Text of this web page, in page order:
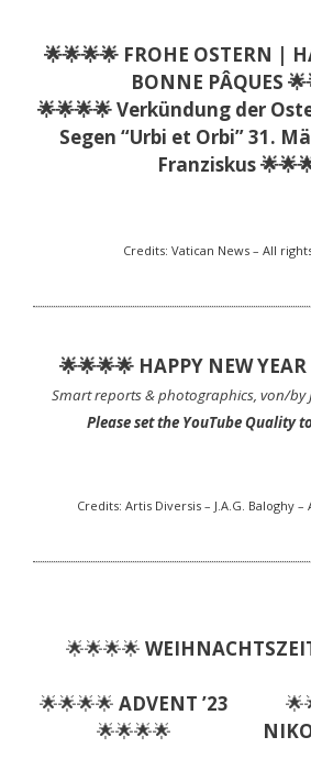
🌟🌟🌟🌟 FROHE OSTERN |
BONNE PÂQUES
🌟🌟🌟🌟 Verkündung der
Segen “Urbi et Orbi” 31.
Franziskus
Credits: Vatican News – All
🌟🌟🌟🌟 HAPPY NEW
Smart reports & photographics, von/by
Please set the YouTube Quality
Credits: Artis Diversis – J.A.G. Baloghy
🌟🌟🌟🌟
🌟🌟🌟🌟 ADVENT ’23
🌟🌟🌟🌟